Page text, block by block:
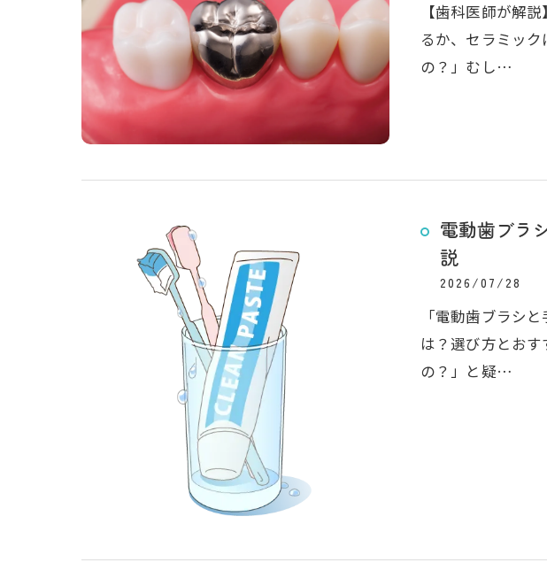
【歯科医師が解
るか、セラミッ
の？」むし…
電動歯ブラ
説
2026/07/28
「電動歯ブラシ
は？選び方とお
の？」と疑…